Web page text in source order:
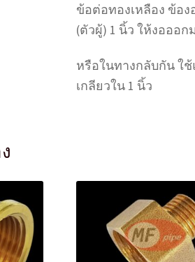
ข้อต่อทองเหลือง ข้อง
(ตัวผู้) 1 นิ้ว ให้งอออก
หรือในทางกลับกัน ใ
เกลียวใน 1 นิ้ว